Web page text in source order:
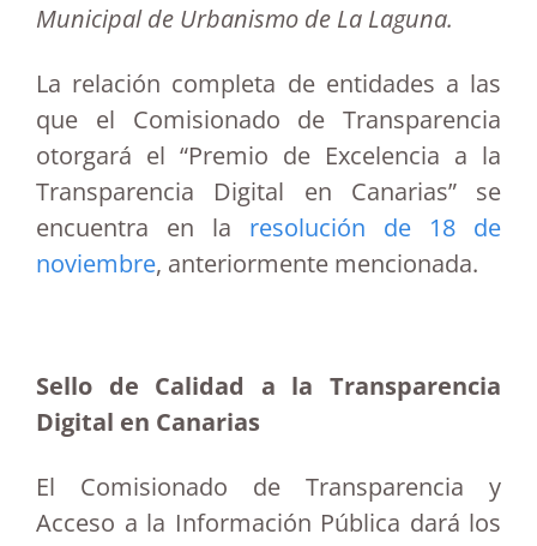
Municipal de Urbanismo de La Laguna.
La relación completa de entidades a las
que el Comisionado de Transparencia
otorgará el “Premio de Excelencia a la
Transparencia Digital en Canarias” se
encuentra en la resolución de 18 de
noviembre, anteriormente mencionada.
Sello de Calidad a la Transparencia
Digital en Canarias
El Comisionado de Transparencia y
Acceso a la Información Pública dará los